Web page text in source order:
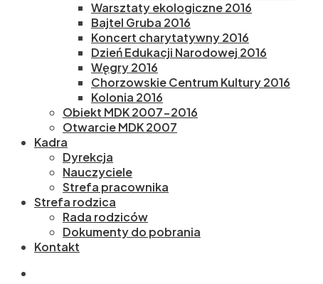
Warsztaty ekologiczne 2016
Bajtel Gruba 2016
Koncert charytatywny 2016
Dzień Edukacji Narodowej 2016
Węgry 2016
Chorzowskie Centrum Kultury 2016
Kolonia 2016
Obiekt MDK 2007-2016
Otwarcie MDK 2007
Kadra
Dyrekcja
Nauczyciele
Strefa pracownika
Strefa rodzica
Rada rodziców
Dokumenty do pobrania
Kontakt